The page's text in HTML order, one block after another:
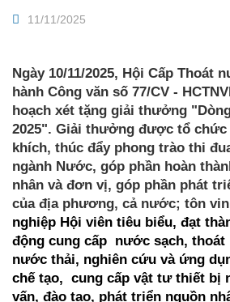
11/11/2025
Ngày 10/11/2025, Hội Cấp Thoát
hành Công văn số 77/CV -
hoạch xét tặng giải thưởng
2025". Giải thưởng được tổ chức
khích, thúc đẩy phong trào thi
ngành Nước, góp phần hoàn
nhân và đơn vị, góp phần phát
của địa phương, cả nước; tôn
nghiệp Hội viên tiêu biểu, đạt
động cung cấp  nước sạch,
nước thải, nghiên cứu và ứng
chế tạo,  cung cấp vật tư thiết bị
vấn, đào tạo, phát triển nguồn